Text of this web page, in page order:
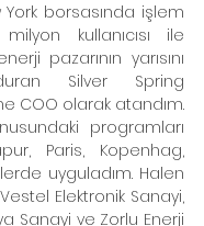
York borsasında işlem
kullanıcısı ile
pazarının yarısını
Silver Spring
COO olarak atandım.
programları
Paris, Kopenhag,
uyguladım. Halen
Elektronik Sanayi,
Sanayi ve Zorlu Enerji